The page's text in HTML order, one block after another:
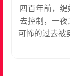
四百年前，
去控制，一夜
可怖的过去被
女”的全新时